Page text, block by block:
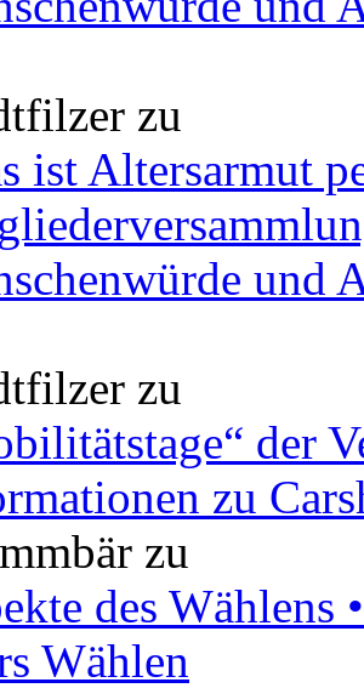
zu
ist Altersarmut
und
zu
der
zu
zu
des
Wählen